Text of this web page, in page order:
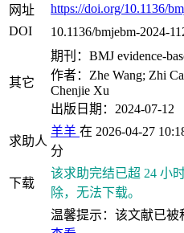
网址
https://doi.org/10.1136/
DOI
10.1136/bmjebm-2024-
其它
期刊：BMJ evidence-
作者：Zhe Wang; Zhi
Chenjie Xu
出版日期：2024-07-12
求助人
羊羊 在 2026-04-27
分
下载
该求助完结已超 24 小
除，无法下载。
温馨提示：该文献已被